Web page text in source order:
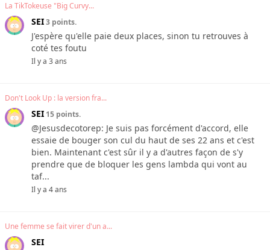
La TikTokeuse "Big Curvy...
SEI3 points.
J'espère qu'elle paie deux places, sinon tu retrouves à
coté tes foutu
Il y a 3 ans
Don't Look Up : la version fra...
SEI 15 points.
@Jesusdecotorep: Je suis pas forcément d'accord, elle
essaie de bouger son cul du haut de ses 22 ans et c'est
bien. Maintenant c'est sûr il y a d'autres façon de s'y
prendre que de bloquer les gens lambda qui vont au
taf...
Il y a 4 ans
Une femme se fait virer d'un a...
SEI